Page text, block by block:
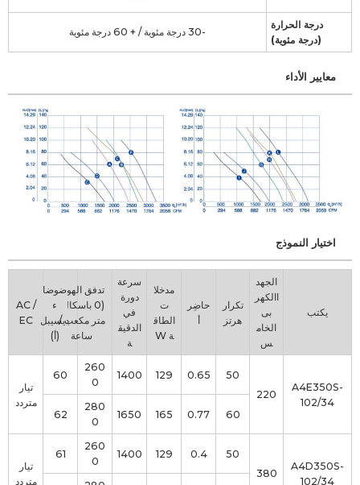
درجة الحرارة
(درجة مئوية)
-30 درجة مئوية / + 60 درجة مئوية
معايير الأداء
اختيار النموذج
يكتب
الجهد
االكهر
بى
الخام
س
تكرار
هرتز
حاضِر
أ
مدخلا
ت
الطاق
ة W
سرعة
دورة
في
الدقيق
ة
تدفق الهواء
(0 باسكال)
متر مكعب /
ساعة
ضوضا
ء
ديسيبل
(أ)
AC /
EC
A4E350S-
102/34
220
50
0.65
129
1400
260
0
60
تيار
متردد
60
0.77
165
1650
280
0
62
A4D350S-
102/34
380
50
0.4
129
1400
260
0
61
تيار
متردد